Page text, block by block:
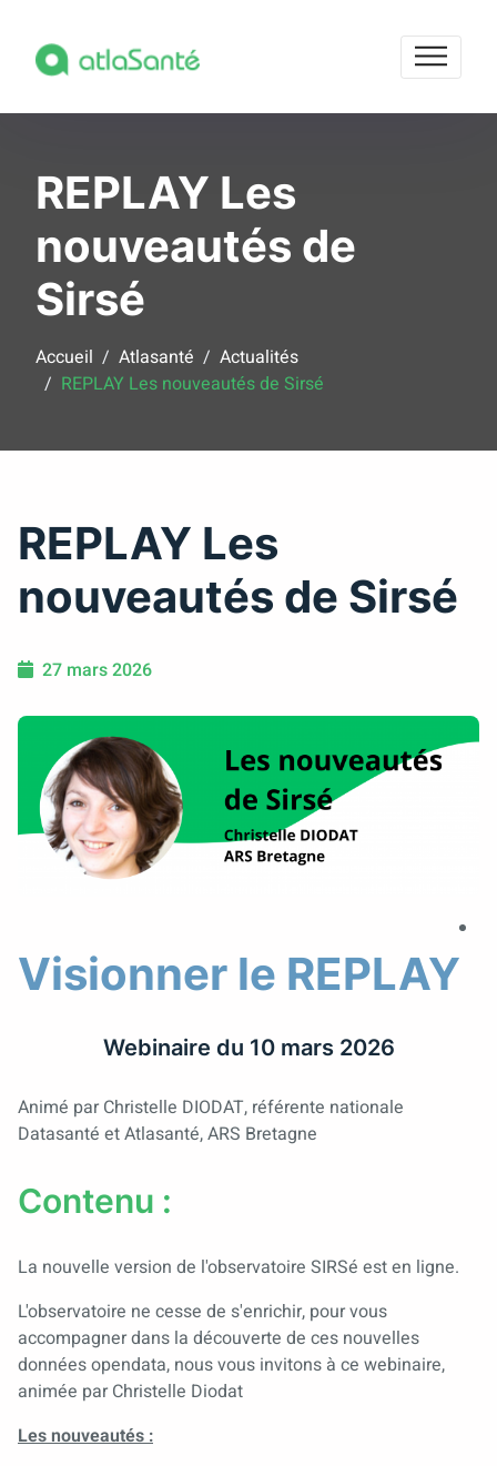
REPLAY Les
nouveautés de
Sirsé
Accueil Atlasanté
Actualités
REPLAY Les nouveautés de Sirsé
REPLAY Les
nouveautés de Sirsé
27 mars 2026
Visionner le REPLAY
Webinaire du 10 mars 2026
Animé par Christelle DIODAT, référente nationale
Datasanté et Atlasanté, ARS Bretagne
Contenu :
La nouvelle version de l'observatoire SIRSé est en ligne.
L'observatoire ne cesse de s'enrichir, pour vous
accompagner dans la découverte de ces nouvelles
données opendata, nous vous invitons à ce webinaire,
animée par Christelle Diodat
Les nouveautés :